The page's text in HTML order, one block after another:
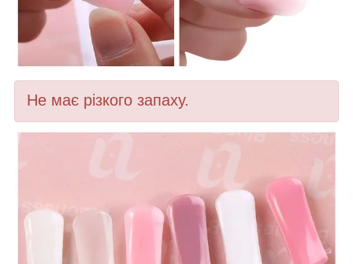
Не має різкого запаху.